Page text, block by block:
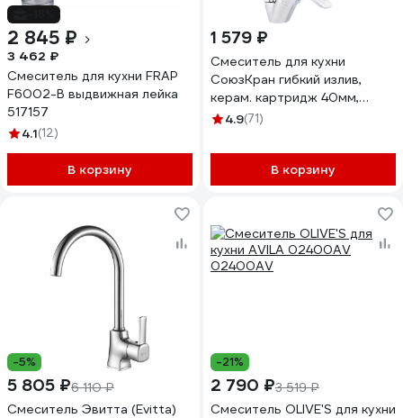
2 845 ₽
3 462 ₽
Смеситель для кухни FRAP
F6002-B выдвижная лейка
517157
4.1(12)
В корзину
1 579 ₽
Смеситель для кухни
СоюзКран гибкий излив,
керам. картридж 40мм,
серый, цинк, SK01-С113 567-
4.9(71)
В корзину
-5%
5 805 ₽6 110 ₽
Смеситель Эвитта (Evitta)
-21%
2 790 ₽3 519 ₽
Смеситель OLIVE'S для кухни